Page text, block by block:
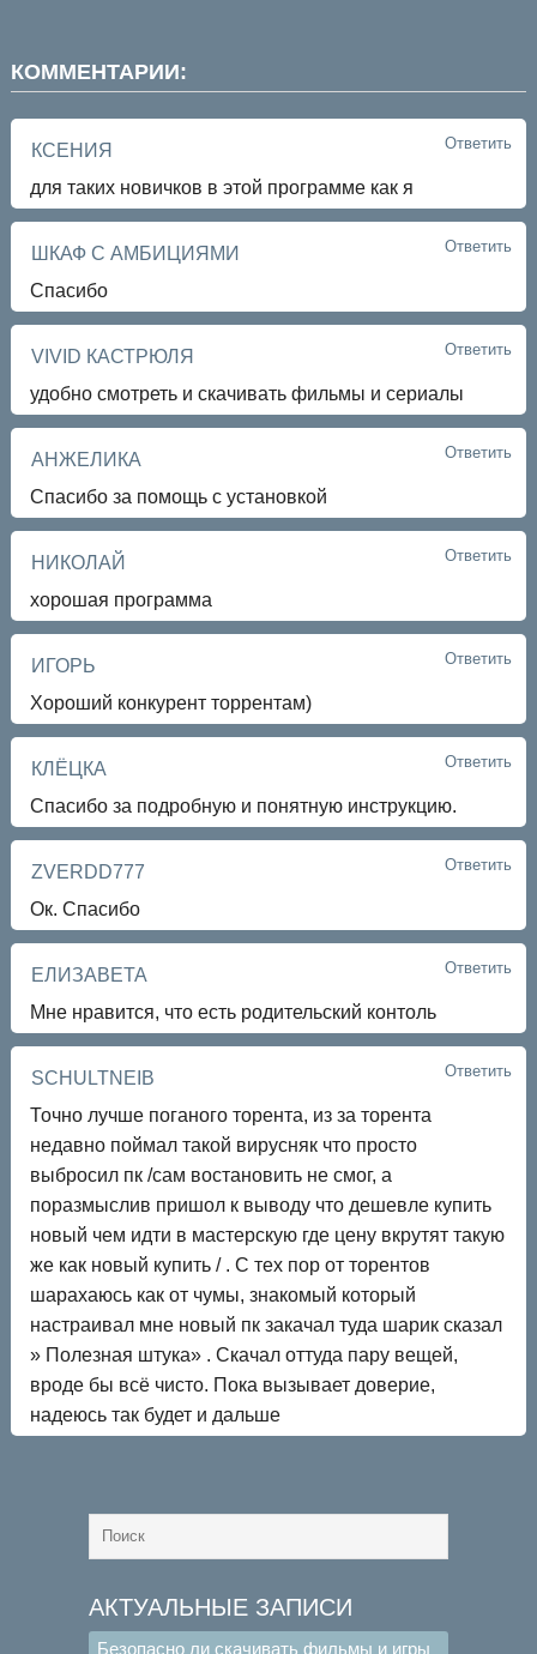
КОММЕНТАРИИ:
КСЕНИЯ Ответить
для таких новичков в этой программе как я
ШКАФ С АМБИЦИЯМИ Ответить
Спасибо
VIVID КАСТРЮЛЯ Ответить
удобно смотреть и скачивать фильмы и сериалы
АНЖЕЛИКА Ответить
Спасибо за помощь с установкой
НИКОЛАЙ Ответить
хорошая программа
ИГОРЬ Ответить
Хороший конкурент торрентам)
КЛЁЦКА Ответить
Спасибо за подробную и понятную инструкцию.
ZVERDD777 Ответить
Ок. Спасибо
ЕЛИЗАВЕТА Ответить
Мне нравится, что есть родительский контоль
SCHULTNEIB Ответить
Точно лучше поганого торента, из за торента
недавно поймал такой вирусняк что просто
выбросил пк /сам востановить не смог, а
поразмыслив пришол к выводу что дешевле купить
новый чем идти в мастерскую где цену вкрутят такую
же как новый купить / . С тех пор от торентов
шарахаюсь как от чумы, знакомый который
настраивал мне новый пк закачал туда шарик сказал
» Полезная штука» . Скачал оттуда пару вещей,
вроде бы всё чисто. Пока вызывает доверие,
надеюсь так будет и дальше
АКТУАЛЬНЫЕ ЗАПИСИ
Безопасно ли скачивать фильмы и игры